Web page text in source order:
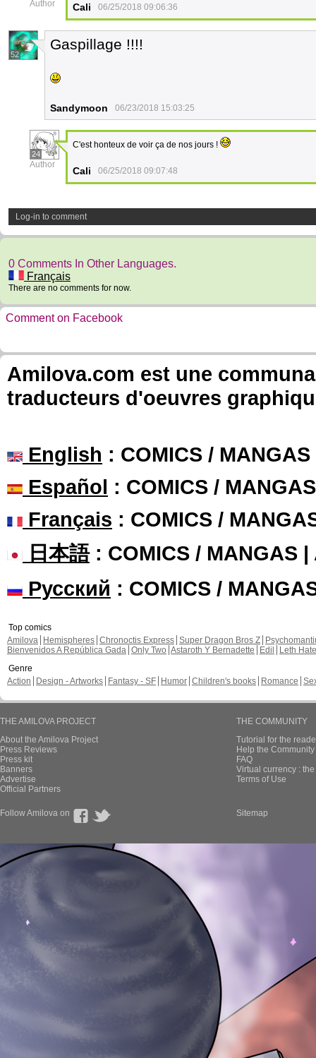
Author Cali 06/25/2018 09:06:36
52
Gaspillage !!!!
Sandymoon 06/23/2018 15:03:25
24
Author
C'est honteux de voir ça de nos jours !
Cali 06/25/2018 09:07:48
Log-in to comment
0 Comments In Other Languages.
Français
There are no comments for now.
Comment on Facebook
Amilova.com est une
traducteurs d'oeuvres
English : COMICS /
Español : COMICS /
Français : COMICS /
日本語: COMICS / MANGAS |
Русский : COMICS /
Top comics
Amilova
Hemispheres Chronoctis Express Super Dragon Bros Z
Bienvenidos A República Gada Only Two Astaroth Y Bernadette Edil
Leth Hate
Genre
Action
Design - Artworks Fantasy - SF Humor Children's books Romance
THE AMILOVA PROJECT
About the Amilova Project
Press Reviews
Press kit
Banners
Advertise
Official Partners
THE COMMUNITY
Tutorial for the
Help the
FAQ
Virtual currency :
Terms of Use
Follow Amilova on Sitemap